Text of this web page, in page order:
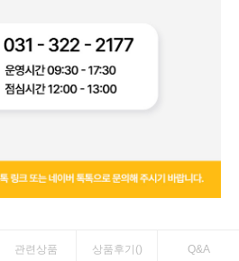
관련상품 상품후기() Q&A